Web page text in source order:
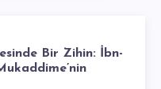
Bir Zihin: İbn-